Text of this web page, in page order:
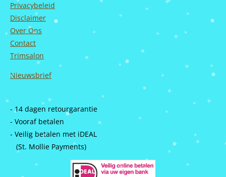
Privacybeleid
Disclaimer
Over Ons
Contact
Trimsalon
Nieuwsbrief
- 14 dagen retourgarantie
- Vooraf betalen
- Veilig betalen met iDEAL
(St. Mollie Payments)